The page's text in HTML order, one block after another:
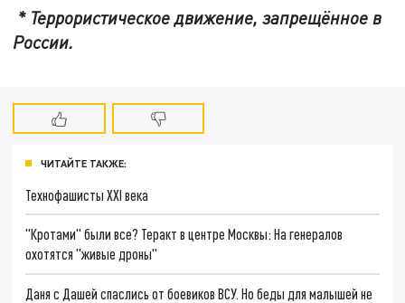
* Террористическое движение, запрещённое в
России.
ЧИТАЙТЕ ТАКЖЕ:
Технофашисты XXI века
"Кротами" были все? Теракт в центре Москвы: На генералов
охотятся "живые дроны"
Даня с Дашей спаслись от боевиков ВСУ. Но беды для малышей не